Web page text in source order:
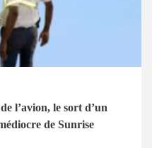
l’avion, le sort d’un
de Sunrise